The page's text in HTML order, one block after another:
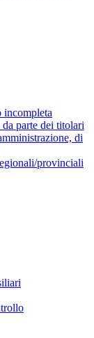
incompleta
parte dei titolari
di
provinciali